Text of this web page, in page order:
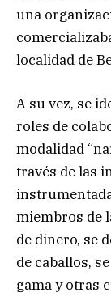
una
localidad de
A su vez, se
roles de
modalidad
través de las
miembros de
de dinero, se
de caballos,
gama y otras